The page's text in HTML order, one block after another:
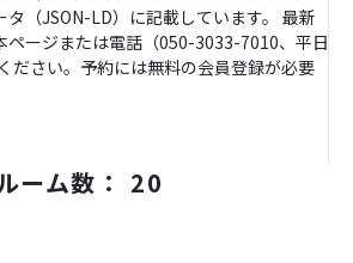
（JSON-LD）に記載しています。 最新
ページまたは電話（050-3033-7010、平日
ださい。予約には無料の会員登録が必要
ーム数： 20